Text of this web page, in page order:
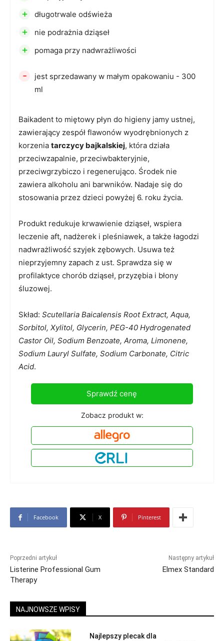
Baikadent to miętowy płyn do higieny jamy ustnej,
zawierający zespół flawonów wyodrębnionych z
korzenia tarczycy bajkalskiej, która działa
przeciwzapalnie, przeciwbakteryjnie,
przeciwgrzybiczo i regenerująco. Środek nie
zawiera alkoholu ani barwników. Nadaje się do
stosowania przez dzieci powyżej 6. roku życia.
Produkt redukuje krwawienie dziąseł, wspiera
leczenie aft, nadżerek i pleśniawek, a także łagodzi
nadwrażliwość szyjek zębowych. Usuwa też
nieprzyjemny zapach z ust. Sprawdza się w
profilaktyce chorób dziąseł, przyzębia i błony
śluzowej.
Skład: Scutellaria Baicalensis Root Extract, Aqua,
Sorbitol, Xylitol, Glycerin, PEG-40 Hydrogenated
Castor Oil, Sodium Benzoate, Aroma, Limonene,
Sodium Lauryl Sulfate, Sodium Carbonate, Citric
Acid.
+ długotrwale odświeża
+ nie podrażnia dziąseł
+ pomaga przy nadwrażliwości
-
jest sprzedawany w małym opakowaniu - 300
ml
Sprawdź cenę
Zobacz produkt w:
Facebook X Pinterest
Poprzedni artykuł
Listerine Professional Gum
Therapy
Następny artykuł
Elmex Standard
NAJNOWSZE WPISY
Najlepszy plecak dla